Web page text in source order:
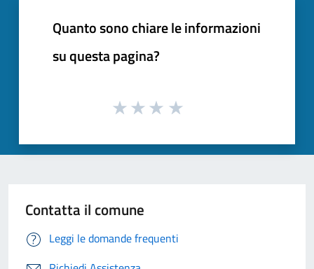
Quanto sono chiare le informazioni
su questa pagina?
Contatta il comune
Leggi le domande frequenti